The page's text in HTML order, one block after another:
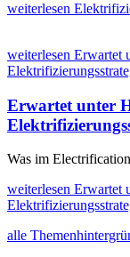
weiterlesen
weiterlesen Erwartet
Erwartet unter
Was im
weiterlesen Erwartet
alle